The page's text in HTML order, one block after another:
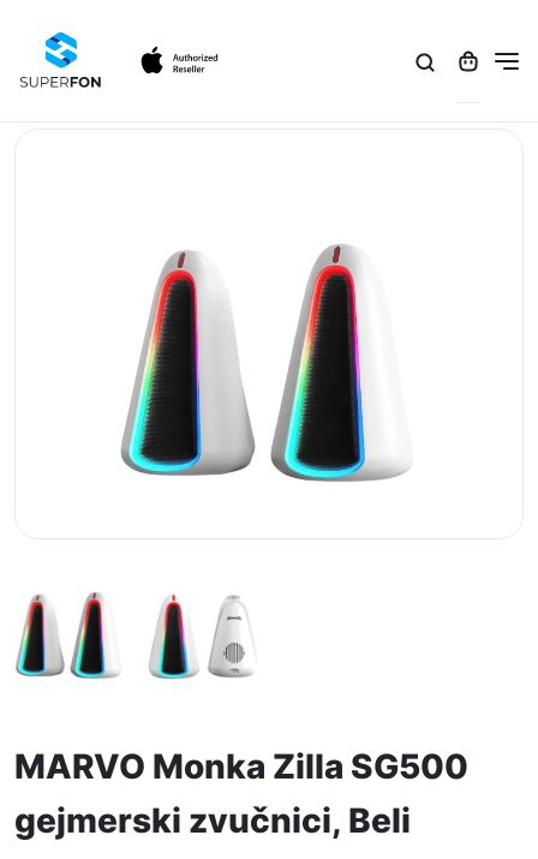
MARVO Monka Zilla SG500
gejmerski zvučnici, Beli